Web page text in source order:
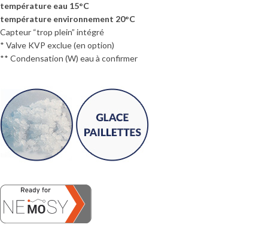
température eau 15°C
température environnement 20°C
Capteur “trop plein” intégré
* Valve KVP exclue (en option)
** Condensation (W) eau à confirmer